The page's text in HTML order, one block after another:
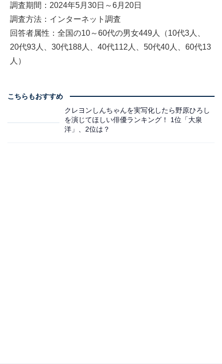
調査期間：2024年5月30日～6月20日
調査方法：インターネット調査
回答者属性：全国の10～60代の男女449人（10代3人、
20代93人、30代188人、40代112人、50代40人、60代13
人）
こちらもおすすめ
クレヨンしんちゃんを実写化したら野原ひろし
を演じてほしい俳優ランキング！ 1位「大泉
洋」、2位は？